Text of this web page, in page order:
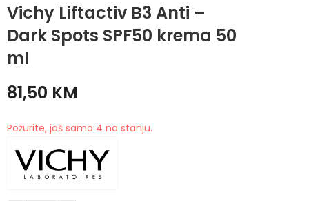
Vichy Liftactiv B3 Anti –
Dark Spots SPF50 krema 50
ml
Vichy Liftactiv
Supreme – dnevna
njega za suhu kožu
brzoupijajuća krema
za ruke 75ml
81,50 KM
Požurite, još samo 4 na stanju.